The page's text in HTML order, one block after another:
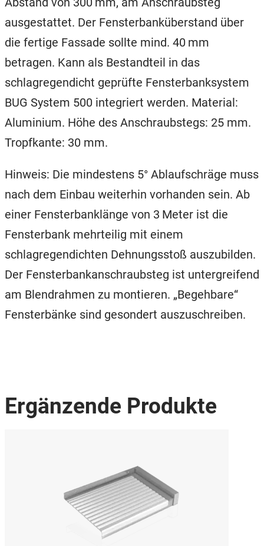
ausgestattet. Der Fensterbanküberstand über
die fertige Fassade sollte mind. 40 mm
betragen. Kann als Bestandteil in das
schlagregendicht geprüfte Fensterbanksystem
BUG System 500 integriert werden. Material:
Aluminium. Höhe des Anschraubstegs: 25 mm.
Tropfkante: 30 mm.
Hinweis: Die mindestens 5° Ablaufschräge muss
nach dem Einbau weiterhin vorhanden sein. Ab
einer Fensterbanklänge von 3 Meter ist die
Fensterbank mehrteilig mit einem
schlagregendichten Dehnungsstoß auszubilden.
Der Fensterbankanschraubsteg ist untergreifend
am Blendrahmen zu montieren. „Begehbare“
Fensterbänke sind gesondert auszuschreiben.
Ergänzende Produkte